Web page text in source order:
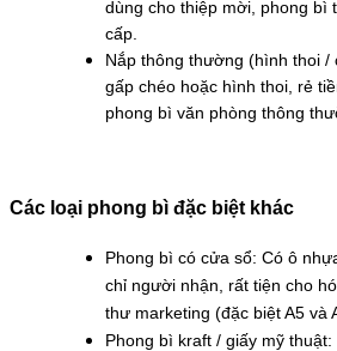
dùng cho thiệp mời, phong bì
cấp.
Nắp thông thường (hình thoi /
gấp chéo hoặc hình thoi, rẻ
phong bì văn phòng thông
Các loại phong bì đặc biệt khác
Phong bì có cửa sổ: Có ô
chỉ người nhận, rất tiện cho
thư marketing (đặc biệt A5 và
Phong bì kraft / giấy mỹ